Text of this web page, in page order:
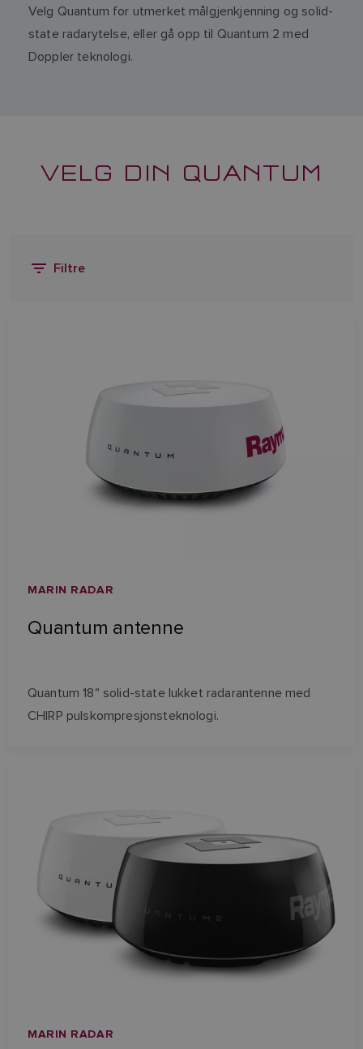
Velg Quantum for utmerket målgjenkjenning og solid-
state radarytelse, eller gå opp til Quantum 2 med
Doppler teknologi.
VELG DIN QUANTUM
Filtre
MARIN RADAR
Quantum antenne
Quantum 18" solid-state lukket radarantenne med
CHIRP pulskompresjonsteknologi.
MARIN RADAR